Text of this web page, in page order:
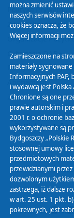
Polityka
Zasady korzystania
Organizacje
Cyfryzacja DAB+
Polityka ochrony
Abonament
Zamówienia
Biuletyn
można zmienić
naszych serwisów
cookies oznacza, że
Więcej informacji
Zamieszczone na
materiały
Informacyjnych PAP,
i wydawcą jest
Chronione są one
prawie autorskim i
2001 r. o ochronie
wykorzystywane są
Bydgoszczy „Polskie
stosownej umowy
przedmiotowych
przewidzianymi
dozwolonym
zastrzega, iż dalsze
w art. 25 ust. 1 pkt.
pokrewnych, jest